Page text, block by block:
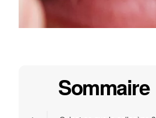
Sommaire